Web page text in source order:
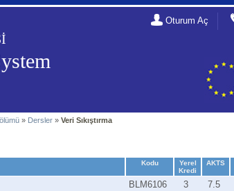
Oturum Aç
» Dersler » Veri Sıkıştırma
Kodu
Yerel
Kredi
AKTS
BLM6106 3 7.5